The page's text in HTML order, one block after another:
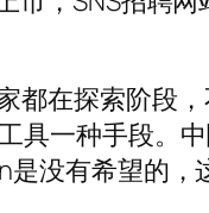
都在探索阶段
具一种手段。
没有希望的，